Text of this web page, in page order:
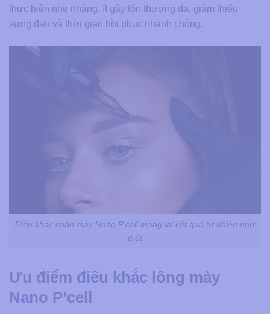
thực hiện nhẹ nhàng, ít gây tổn thương da, giảm thiểu
sưng đau và thời gian hồi phục nhanh chóng.
Điêu khắc chân mày Nano P’cell mang lại kết quả tự nhiên như
thật
Ưu điểm điêu khắc lông mày
Nano P’cell